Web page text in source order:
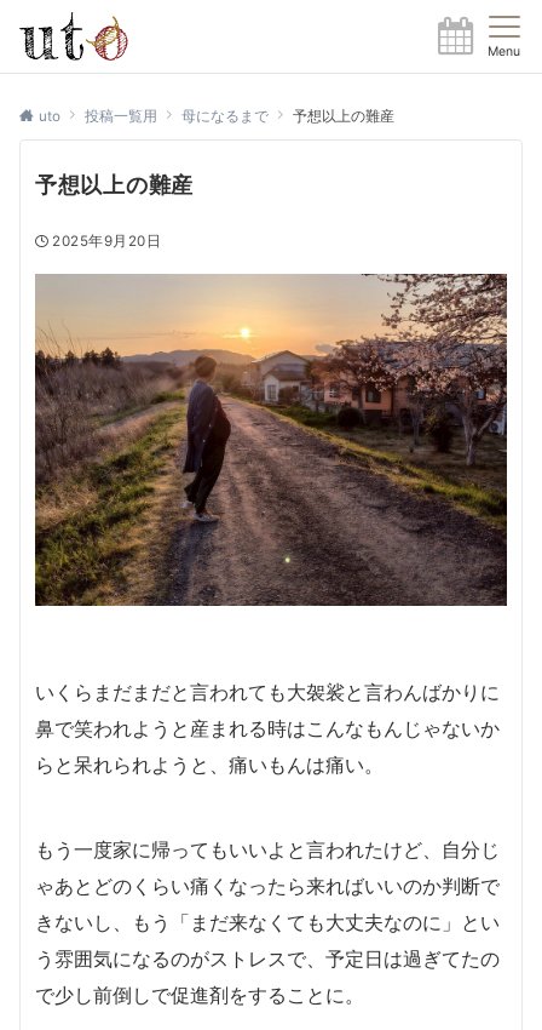
Menu
uto 投稿一覧用 母になるまで 予想以上の難産
予想以上の難産
2025年9月20日
いくらまだまだと言われても大袈裟と言わんばかりに
鼻で笑われようと産まれる時はこんなもんじゃないか
らと呆れられようと、痛いもんは痛い。
もう一度家に帰ってもいいよと言われたけど、自分じ
ゃあとどのくらい痛くなったら来ればいいのか判断で
きないし、もう「まだ来なくても大丈夫なのに」とい
う雰囲気になるのがストレスで、予定日は過ぎてたの
で少し前倒しで促進剤をすることに。